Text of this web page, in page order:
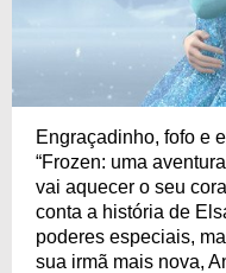
Engraçadinho, fofo e
“Frozen: uma
vai aquecer o seu
conta a história de
poderes especiais,
sua irmã mais nova,